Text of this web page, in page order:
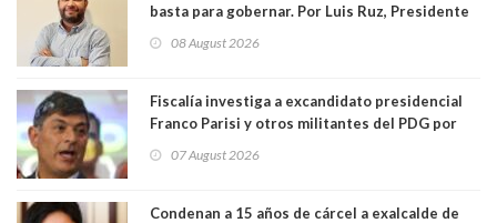
basta para gobernar. Por Luis Ruz, Presidente
08 August 2026
Fiscalía investiga a excandidato presidencial
Franco Parisi y otros militantes del PDG por
07 August 2026
Condenan a 15 años de cárcel a exalcalde de